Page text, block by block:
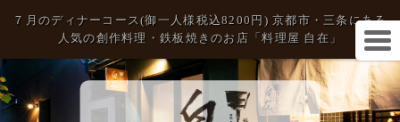
７月のディナーコース(御一人様税込8200円) 京都市・三条にある
人気の創作料理・鉄板焼きのお店「料理屋 自在」